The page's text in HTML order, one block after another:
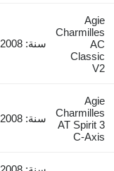
Agie
Charmilles
AC
Classic
V2
سنة: 2008، مشوار المحور الصادي: ٢٥٠ ملم
Agie
Charmilles
AT Spirit 3
C-Axis
سنة: 2008، مشوار المحور الصادي: ٤٠٠ ملم